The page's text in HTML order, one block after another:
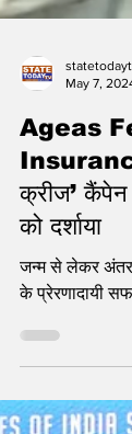
May 7,
Ageas
क्रीज’
को दर्शाया
जन्म से लेकर
के प्रेरणादायी